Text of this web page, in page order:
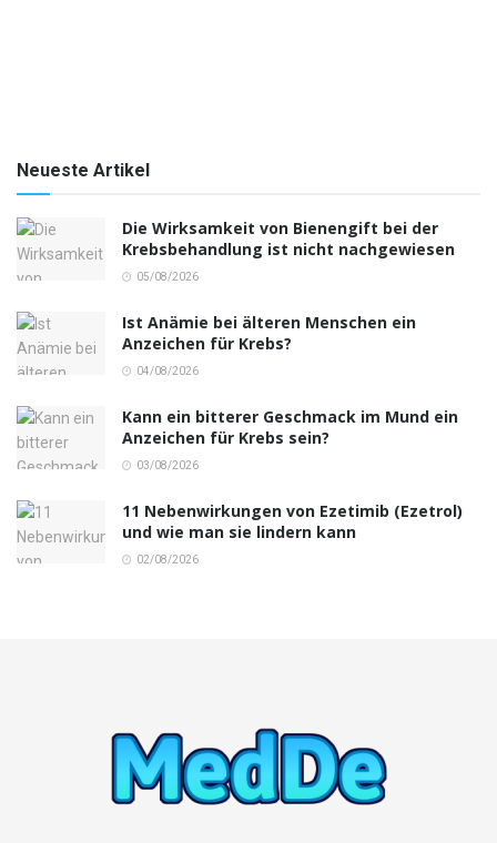
Neueste Artikel
Die Wirksamkeit von Bienengift bei der
Krebsbehandlung ist nicht nachgewiesen
05/08/2026
Ist Anämie bei älteren Menschen ein
Anzeichen für Krebs?
04/08/2026
Kann ein bitterer Geschmack im Mund ein
Anzeichen für Krebs sein?
03/08/2026
11 Nebenwirkungen von Ezetimib (Ezetrol)
und wie man sie lindern kann
02/08/2026